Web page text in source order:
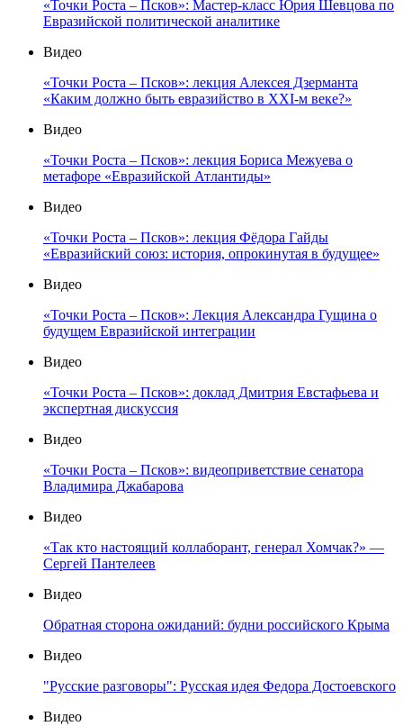
«Точки Роста – Псков»: Мастер-класс Юрия Шевцова по
Евразийской политической аналитике
Видео
«Точки Роста – Псков»: лекция Алексея Дзерманта
«Каким должно быть евразийство в XXI-м веке?»
Видео
«Точки Роста – Псков»: лекция Бориса Межуева о
метафоре «Евразийской Атлантиды»
Видео
«Точки Роста – Псков»: лекция Фёдора Гайды
«Евразийский союз: история, опрокинутая в будущее»
Видео
«Точки Роста – Псков»: Лекция Александра Гущина о
будущем Евразийской интеграции
Видео
«Точки Роста – Псков»: доклад Дмитрия Евстафьева и
экспертная дискуссия
Видео
«Точки Роста – Псков»: видеоприветствие сенатора
Владимира Джабарова
Видео
«Так кто настоящий коллаборант, генерал Хомчак?» —
Сергей Пантелеев
Видео
Обратная сторона ожиданий: будни российского Крыма
Видео
"Русские разговоры": Русская идея Федора Достоевского
Видео